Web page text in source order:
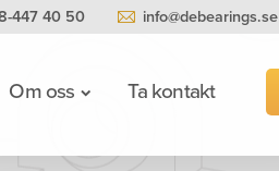
447 40 50 info@debearings.se
Om oss Ta kontakt